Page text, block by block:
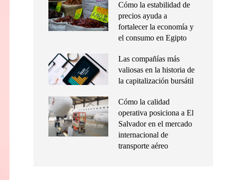
Cómo la estabilidad de
precios ayuda a
fortalecer la economía y
el consumo en Egipto
Las compañías más
valiosas en la historia de
la capitalización bursátil
Cómo la calidad
operativa posiciona a El
Salvador en el mercado
internacional de
transporte aéreo